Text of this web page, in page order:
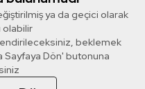
ya da geçici olarak
olabilir
beklemek
Sayfaya Dön' butonuna